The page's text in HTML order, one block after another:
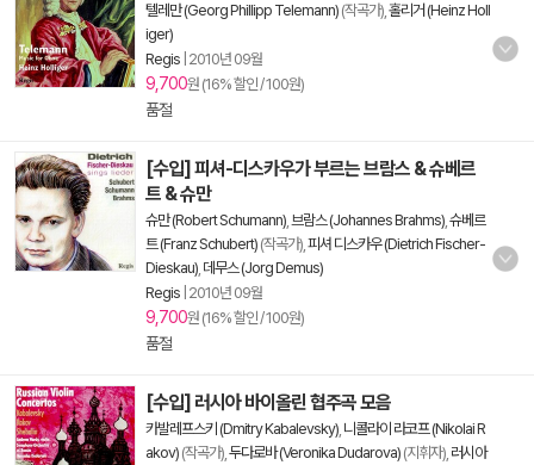
텔레만 (Georg Phillipp Telemann) (작곡가), 홀리거 (Heinz Holl
iger)
Regis 2010년 09월
9,700원 (16% 할인 / 100원)
품절
[수입] 피셔-디스카우가 부르는 브람스 & 슈베르
트 & 슈만
슈만 (Robert Schumann) 브람스 (Johannes Brahms) 슈베르
트 (Franz Schubert) (작곡가), 피셔 디스카우 (Dietrich Fischer-
Dieskau) 데무스 (Jorg Demus)
Regis 2010년 09월
9,700원 (16% 할인 / 100원)
품절
[수입] 러시아 바이올린 협주곡 모음
카발레프스키 (Dmitry Kabalevsky) 니콜라이 라코프 (Nikolai R
akov) (작곡가), 두다로바 (Veronika Dudarova) (지휘자), 러시아